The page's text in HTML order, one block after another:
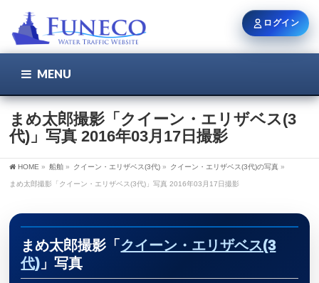
MENU
まめ太郎撮影「クイーン・エリザベス(3
代)」写真 2016年03月17日撮影
HOME » 船舶 » クイーン・エリザベス(3代) » クイーン・エリザベス(3代)の写真 »
まめ太郎撮影「クイーン・エリザベス(3代)」写真 2016年03月17日撮影
まめ太郎撮影「 クイーン・エリザベス(3
代) 」写真
ログイン
ユーザー名 / メール
パスワード